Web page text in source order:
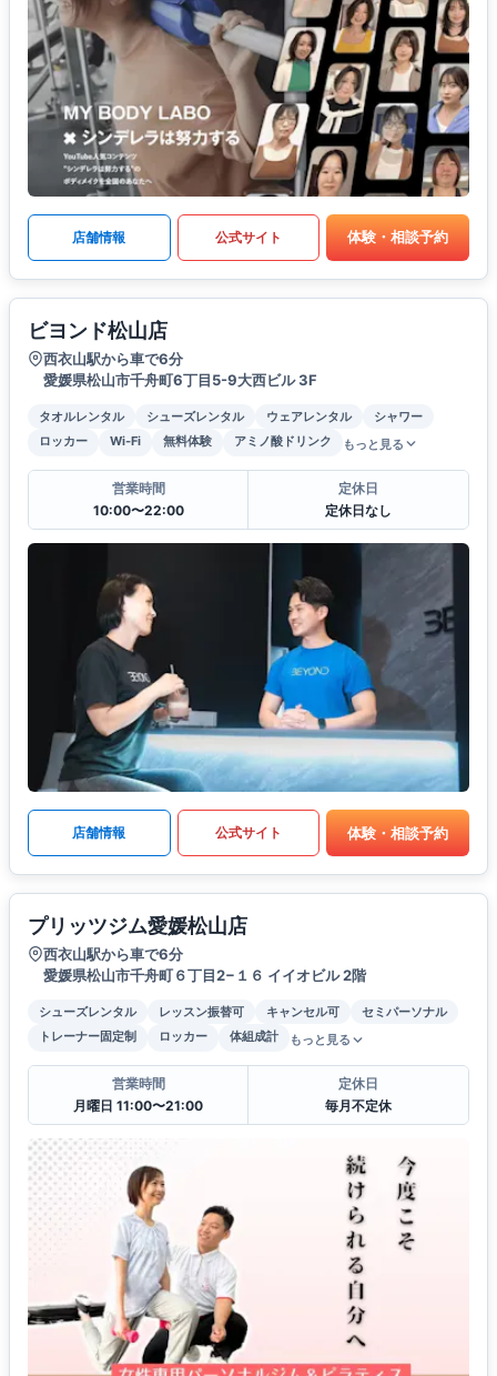
店舗情報 公式サイト 体験・相談予約
ビヨンド松山店
西衣山駅から車で6分
愛媛県松山市千舟町6丁目5-9大西ビル 3F
タオルレンタル シューズレンタル ウェアレンタル
シャワー
ロッカー
Wi-Fi 無料体験 アミノ酸ドリンク もっと見る
営業時間
10:00〜22:00
定休日
定休日なし
店舗情報 公式サイト 体験・相談予約
プリッツジム愛媛松山店
西衣山駅から車で6分
愛媛県松山市千舟町６丁目2−１６ イイオビル 2階
シューズレンタル レッスン振替可 キャンセル可
セミパーソナル
トレーナー固定制
ロッカー 体組成計 もっと見る
営業時間
月曜日 11:00〜21:00
定休日
毎月不定休